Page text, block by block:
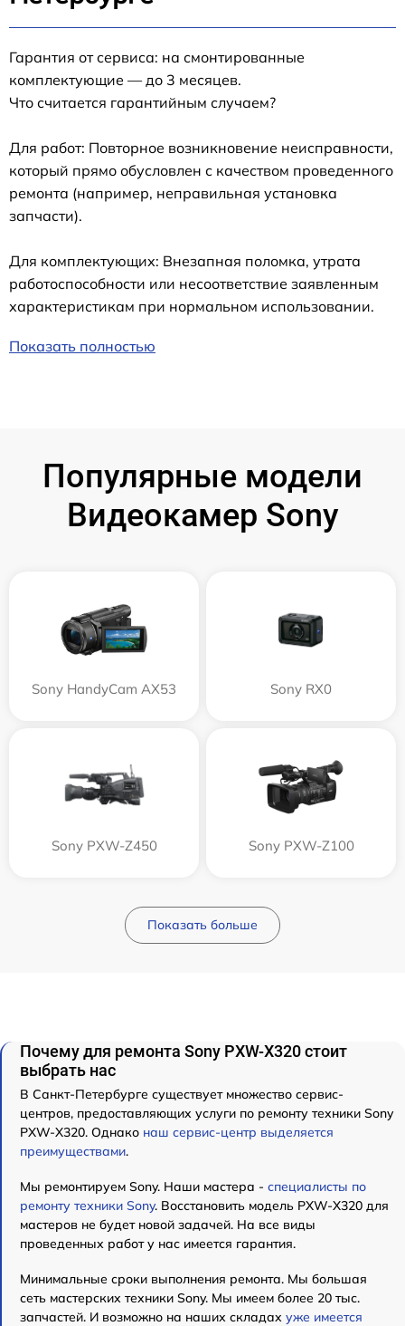
Гарантия от сервиса: на смонтированные
комплектующие — до 3 месяцев.
Что считается гарантийным случаем?
Для работ: Повторное возникновение неисправности,
который прямо обусловлен с качеством проведенного
ремонта (например, неправильная установка
запчасти).
Для комплектующих: Внезапная поломка, утрата
работоспособности или несоответствие заявленным
характеристикам при нормальном использовании.
Показать полностью
Популярные модели
Видеокамер Sony
Sony HandyCam AX53 Sony RX0
Sony PXW-Z450 Sony PXW-Z100
Показать больше
Почему для ремонта Sony PXW-X320 стоит
выбрать нас
В Санкт-Петербурге существует множество сервис-
центров, предоставляющих услуги по ремонту техники Sony
PXW-X320. Однако наш сервис-центр выделяется
преимуществами.
Мы ремонтируем Sony. Наши мастера - специалисты по
ремонту техники Sony. Восстановить модель PXW-X320 для
мастеров не будет новой задачей. На все виды
проведенных работ у нас имеется гарантия.
Минимальные сроки выполнения ремонта. Мы большая
сеть мастерских техники Sony. Мы имеем более 20 тыс.
запчастей. И возможно на наших складах уже имеется